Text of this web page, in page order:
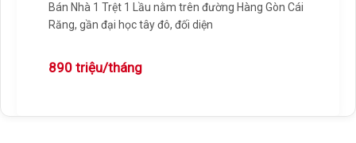
Bán Nhà 1 Trệt 1 Lầu nằm trên đường Hàng Gòn Cái
Răng, gần đại học tây đô, đối diện
890 triệu/tháng